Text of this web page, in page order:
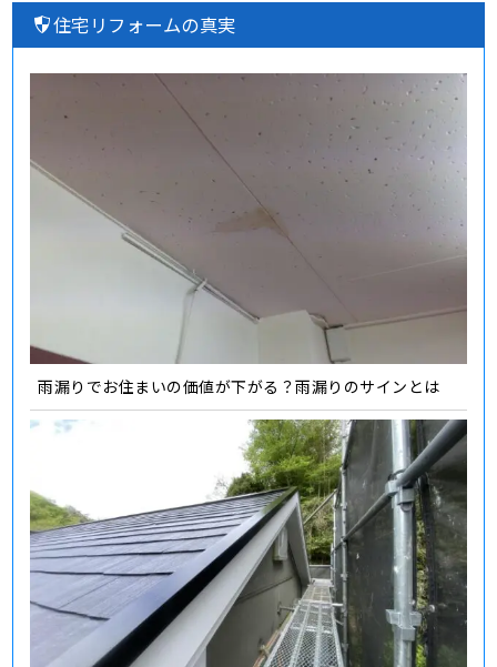
住宅リフォームの真実
雨漏りでお住まいの価値が下がる？雨漏りのサインとは